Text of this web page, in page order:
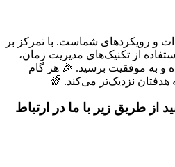
و رویکردهای شماست. با تمرکز بر
از تکنیک‌های مدیریت زمان،
و به موفقیت برسید. 🎉 هر گام
نزدیک‌تر می‌کند. 🌈
از طریق زیر با ما در ارتباط